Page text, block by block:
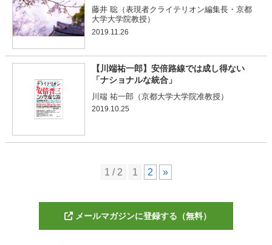
藤井 聡（表現者クライテリオン編集長・京都
大学大学院教授）
2019.11.26
【川端祐一郎】安倍路線では成し得ない
「ナショナルな統合」
川端 祐一郎（京都大学大学院准教授）
2019.10.25
1 / 2 1 2 »
メールマガジンに登録する（無料）